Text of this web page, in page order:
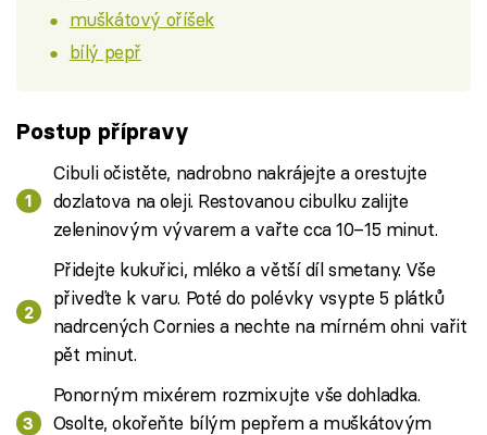
muškátový oříšek
bílý pepř
Postup přípravy
Cibuli očistěte, nadrobno nakrájejte a orestujte
dozlatova na oleji. Restovanou cibulku zalijte
zeleninovým vývarem a vařte cca 10–15 minut.
Přidejte kukuřici, mléko a větší díl smetany. Vše
přiveďte k varu. Poté do polévky vsypte 5 plátků
nadrcených Cornies a nechte na mírném ohni vařit
pět minut.
Ponorným mixérem rozmixujte vše dohladka.
Osolte, okořeňte bílým pepřem a muškátovým